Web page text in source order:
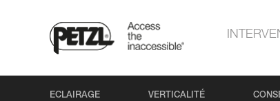
ECLAIRAGE VERTICALITÉ